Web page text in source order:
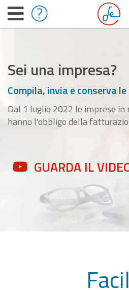
Sei una impresa?
Compila, invia e conserva
Dal 1 luglio 2022 le imprese
hanno l'obbligo della
GUARDA IL